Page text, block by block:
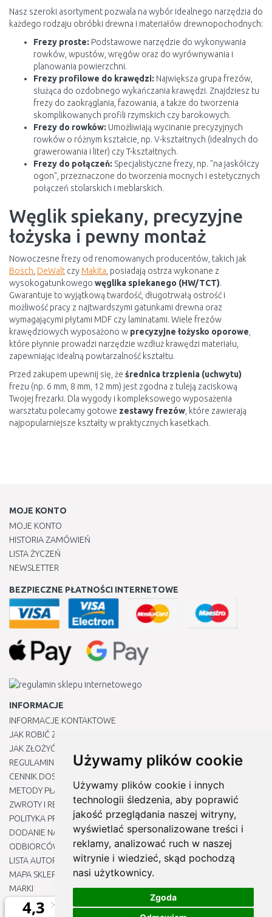
Używamy plików cookie
Używamy plików cookie i innych
technologii śledzenia, aby poprawić
jakość przeglądania naszej witryny,
wyświetlać spersonalizowane treści i
reklamy, analizować ruch w naszej
witrynie i wiedzieć, skąd pochodzą
nasi użytkownicy.
Zgoda
Nasz szeroki asortyment pozwala na wybór idealnego narzędzia do
każdego rodzaju obróbki drewna i materiałów drewnopochodnych:
Frezy proste: Podstawowe narzędzie do wykonywania
rowków, wpustów, wręgów oraz do wyrównywania i
planowania powierzchni.
Frezy profilowe do krawędzi: Największa grupa frezów,
służąca do ozdobnego wykańczania krawędzi. Znajdziesz tu
frezy do zaokrąglania, fazowania, a także do tworzenia
skomplikowanych profili rzymskich czy barokowych.
Frezy do rowków: Umożliwiają wycinanie precyzyjnych
rowków o różnym kształcie, np. V-kształtnych (idealnych do
grawerowania i liter) czy T-kształtnych.
Frezy do połączeń: Specjalistyczne frezy, np. "na jaskółczy
ogon", przeznaczone do tworzenia mocnych i estetycznych
połączeń stolarskich i meblarskich.
Węglik spiekany, precyzyjne
łożyska i pewny montaż
Nowoczesne frezy od renomowanych producentów, takich jak
Bosch DeWalt czy Makita , posiadają ostrza wykonane z
wysokogatunkowego węglika spiekanego (HW/TCT).
Gwarantuje to wyjątkową twardość, długotrwałą ostrość i
możliwość pracy z najtwardszymi gatunkami drewna oraz
wymagającymi płytami MDF czy laminatami. Wiele frezów
krawędziowych wyposażono w precyzyjne łożysko oporowe
które płynnie prowadzi narzędzie wzdłuż krawędzi materiału,
zapewniając idealną powtarzalność kształtu.
Przed zakupem upewnij się, że średnica trzpienia (uchwytu)
frezu (np. 6 mm, 8 mm, 12 mm) jest zgodna z tuleją zaciskową
Twojej frezarki. Dla wygody i kompleksowego wyposażenia
warsztatu polecamy gotowe zestawy frezów , które zawierają
najpopularniejsze kształty w praktycznych kasetkach.
MOJE KONTO
MOJE KONTO
HISTORIA ZAMÓWIEŃ
LISTA ŻYCZEŃ
NEWSLETTER
BEZPIECZNE PŁATNOŚCI INTERNETOWE
INFORMACJE
INFORMACJE KONTAKTOWE
JAK ROBIĆ ZAKUPY ?
JAK ZŁOŻYĆ REKLAMACJĘ
REGULAMIN
CENNIK DOSTAWY
METODY PŁATNOŚCI
ZWROTY I REKLAMACJE PRODUKTÓW
POLITYKA PRYWATNOŚCI
DODANIE NASZYCH ADRESÓW E-MAIL DO LISTY ZAUFANYCH
ODBIORCÓW
LISTA AUTORYZOWANYCH CENTRÓW SERWISOWYCH
MAPA SKLEPU
MARKI
BLOGU